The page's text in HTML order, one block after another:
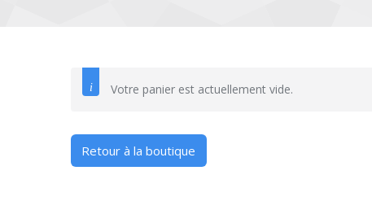
Votre panier est actuellement vide.
Retour à la boutique